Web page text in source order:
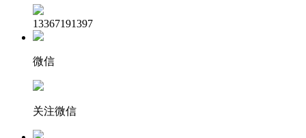
13367191397
微信
关注微信